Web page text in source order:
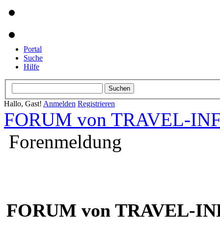
Portal
Suche
Hilfe
Hallo, Gast! Anmelden Registrieren
FORUM von TRAVEL-
Forenmeldung
FORUM von TRAVEL-